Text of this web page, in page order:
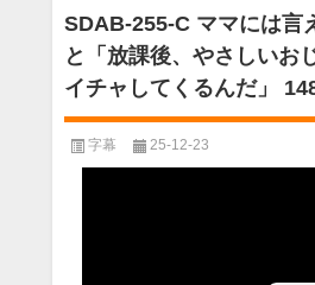
SDAB-255-C ママには言
と「放課後、やさしいお
イチャしてくるんだ」
字幕 25-12-23